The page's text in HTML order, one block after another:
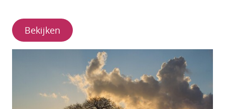
Bekijken